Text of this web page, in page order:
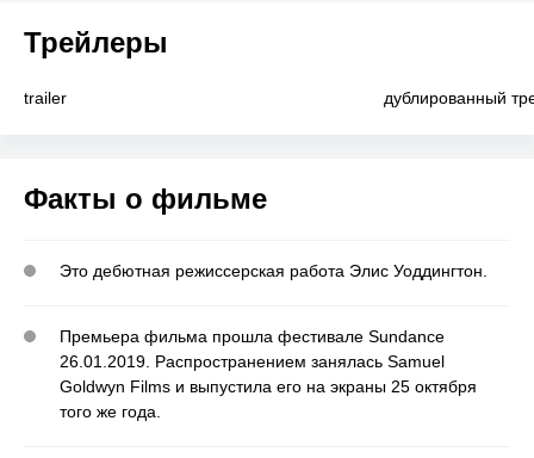
Трейлеры
trailer дублированный
Факты о фильме
Это дебютная режиссерская работа Элис Уоддингтон.
Премьера фильма прошла фестивале Sundance
26.01.2019. Распространением занялась Samuel
Goldwyn Films и выпустила его на экраны 25 октября
того же года.